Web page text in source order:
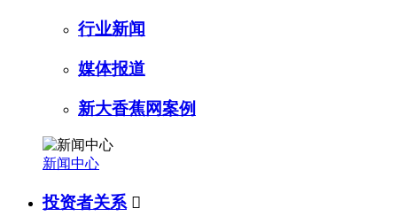
行业新闻
媒体报道
新大香蕉网案例
新闻中心
投资者关系 